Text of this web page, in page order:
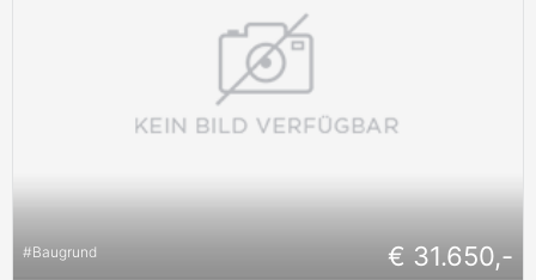
#Baugrund € 31.650,-